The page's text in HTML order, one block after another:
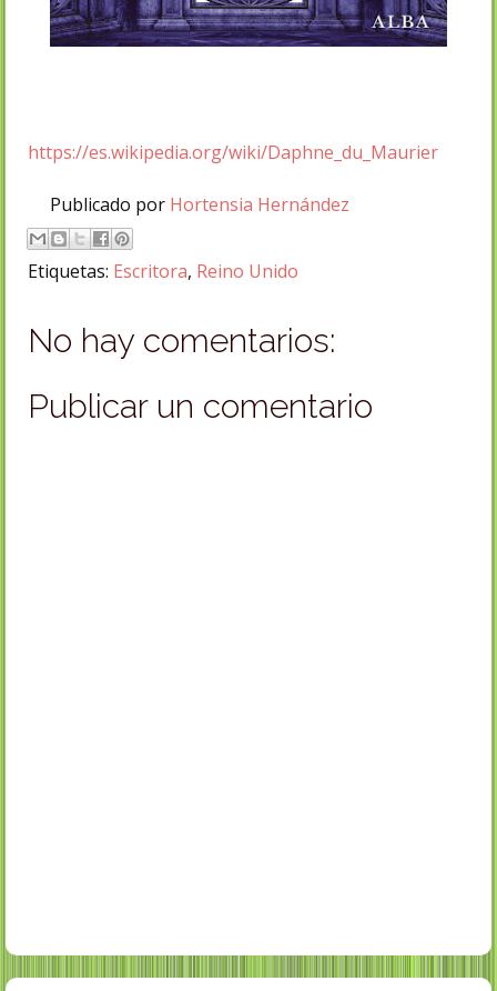
https://es.wikipedia.org/wiki/Daphne_du_Maurier
Publicado por Hortensia Hernández
Etiquetas: Escritora, Reino Unido
No hay comentarios:
Publicar un comentario